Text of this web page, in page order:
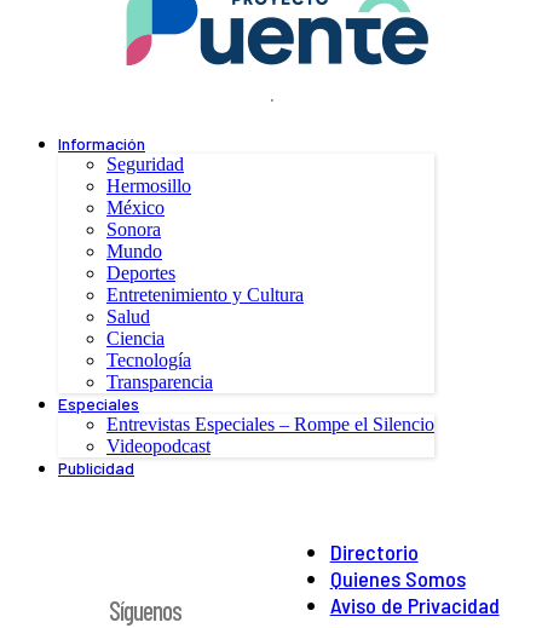
.
Información
Seguridad
Hermosillo
México
Sonora
Mundo
Deportes
Entretenimiento y Cultura
Salud
Ciencia
Tecnología
Transparencia
Especiales
Entrevistas Especiales – Rompe el Silencio
Videopodcast
Publicidad
Directorio
Quienes Somos
Aviso de Privacidad
Síguenos